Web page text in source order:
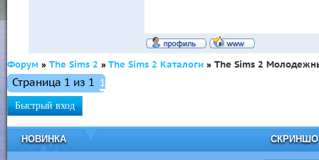
Форум » The Sims 2 »The Sims 2 Каталоги » The Sims 2
Страница 1 из 1 1
НОВИНКА